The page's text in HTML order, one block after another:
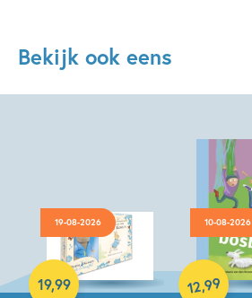
Bekijk ook eens
19-08-2026
19,99
Hardcover
10-08-2026
12,99
Hardcover